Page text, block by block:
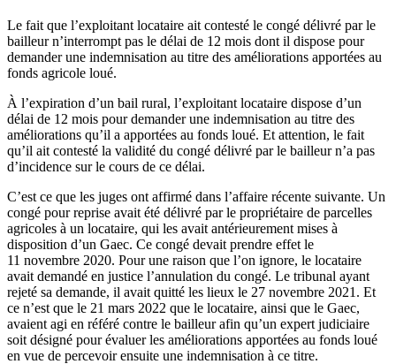
Le fait que l’exploitant locataire ait contesté le congé délivré par le
bailleur n’interrompt pas le délai de 12 mois dont il dispose pour
demander une indemnisation au titre des améliorations apportées au
fonds agricole loué.
À l’expiration d’un bail rural, l’exploitant locataire dispose d’un
délai de 12 mois pour demander une indemnisation au titre des
améliorations qu’il a apportées au fonds loué. Et attention, le fait
qu’il ait contesté la validité du congé délivré par le bailleur n’a pas
d’incidence sur le cours de ce délai.
C’est ce que les juges ont affirmé dans l’affaire récente suivante. Un
congé pour reprise avait été délivré par le propriétaire de parcelles
agricoles à un locataire, qui les avait antérieurement mises à
disposition d’un Gaec. Ce congé devait prendre effet le
11 novembre 2020. Pour une raison que l’on ignore, le locataire
avait demandé en justice l’annulation du congé. Le tribunal ayant
rejeté sa demande, il avait quitté les lieux le 27 novembre 2021. Et
ce n’est que le 21 mars 2022 que le locataire, ainsi que le Gaec,
avaient agi en référé contre le bailleur afin qu’un expert judiciaire
soit désigné pour évaluer les améliorations apportées au fonds loué
en vue de percevoir ensuite une indemnisation à ce titre.